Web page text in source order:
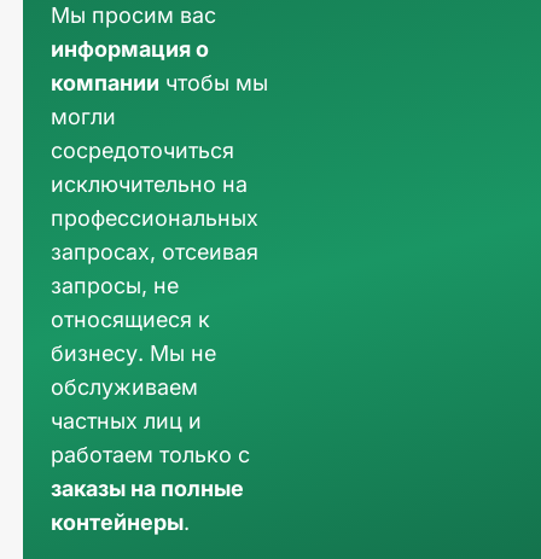
Мы просим вас
информация о
компании чтобы мы
могли
сосредоточиться
исключительно на
профессиональных
запросах, отсеивая
запросы, не
относящиеся к
бизнесу. Мы не
обслуживаем
частных лиц и
работаем только с
заказы на полные
контейнеры.